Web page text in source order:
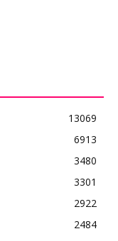
13069
6913
3480
3301
2922
2484